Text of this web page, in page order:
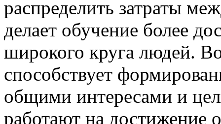
распределить затраты
делает обучение более
широкого круга людей.
способствует
общими интересами и
работают на достижение